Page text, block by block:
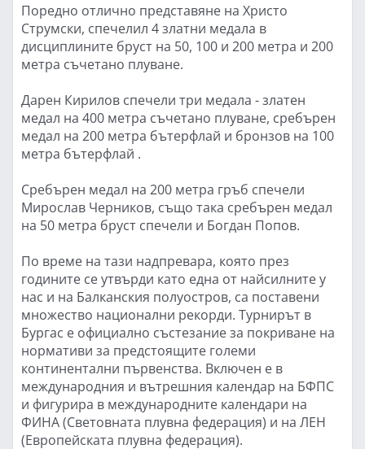
Поредно отлично представяне на Христо
Струмски, спечелил 4 златни медала в
дисциплините бруст на 50, 100 и 200 метра и 200
метра съчетано плуване.
Дарен Кирилов спечели три медала - златен
медал на 400 метра съчетано плуване, сребърен
медал на 200 метра бътерфлай и бронзов на 100
метра бътерфлай .
Сребърен медал на 200 метра гръб спечели
Мирослав Черников, също така сребърен медал
на 50 метра бруст спечели и Богдан Попов.
По време на тази надпревара, която през
годините се утвърди като една от найсилните у
нас и на Балканския полуостров, са поставени
множество национални рекорди. Турнирът в
Бургас е официално състезание за покриване на
нормативи за предстоящите големи
континентални първенства. Включен е в
международния и вътрешния календар на БФПС
и фигурира в международните календари на
ФИНА (Световната плувна федерация) и на ЛЕН
(Европейската плувна федерация).